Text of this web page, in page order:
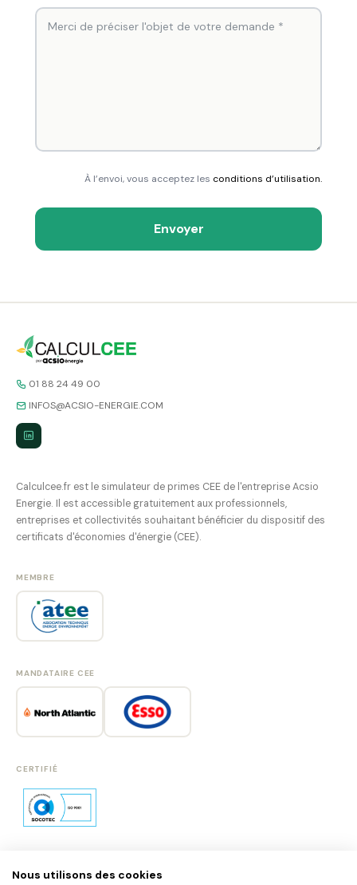
À l’envoi, vous acceptez les conditions d’utilisation.
Envoyer
01 88 24 49 00
INFOS@ACSIO-ENERGIE.COM
Calculcee.fr est le simulateur de primes CEE de l'entreprise Acsio
Energie. Il est accessible gratuitement aux professionnels,
entreprises et collectivités souhaitant bénéficier du dispositif des
certificats d'économies d'énergie (CEE).
MEMBRE
MANDATAIRE CEE
CERTIFIÉ
SE CONNECTER
Nous utilisons des cookies